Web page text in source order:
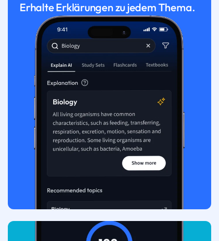
Erhalte Erklärungen zu jedem Thema.